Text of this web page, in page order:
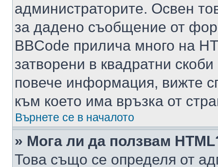
администраторите. Освен
за дадено съобщение от
BBCode прилича много на
затворени в квадратни
повече информация, вижте
към което има връзка от
Върнете се в началото
» Мога ли да ползвам
Това също се определя от